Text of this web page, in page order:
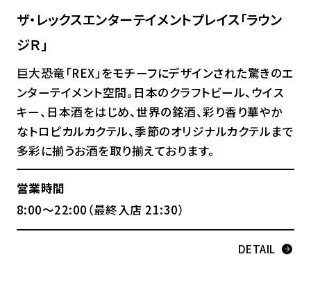
ザ・レックスエンターテイメントプレイス「ラウン
ジＲ」
巨大恐竜「REX」をモチーフにデザインされた驚きのエ
ンターテイメント空間。日本のクラフトビール、ウイス
キー、日本酒をはじめ、世界の銘酒、彩り香り華やか
なトロピカルカクテル、季節のオリジナルカクテルまで
多彩に揃うお酒を取り揃えております。
営業時間
8:00～22:00（最終入店 21:30）
DETAIL